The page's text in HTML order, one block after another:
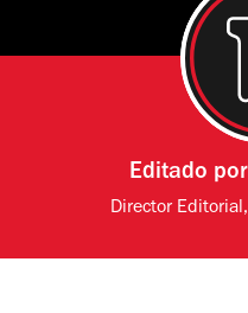
Editado por
Director